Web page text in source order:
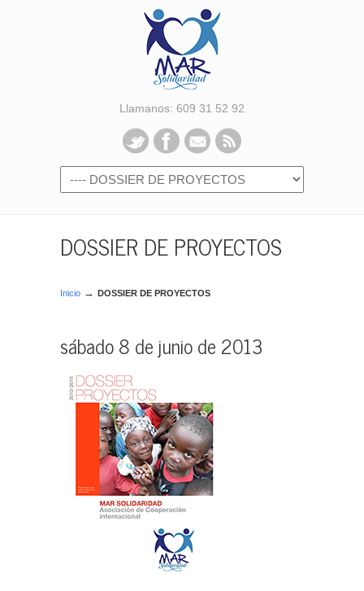
Llamanos: 609 31 52 92
DOSSIER DE PROYECTOS
Inicio → DOSSIER DE PROYECTOS
sábado 8 de junio de 2013